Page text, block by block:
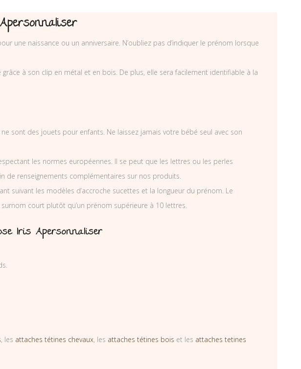
une naissance ou un anniversaire. N’oubliez pas d’indiquer le prénom lorsque
à son clip en métal et en bois. De plus, elle sera facilement identifiable à la
sont des jouets pour enfants. Ne laissez jamais votre bébé seul avec son
les normes européennes. Il se peut que les lettres ou les perles
de renseignements complémentaires sur nos produits.
suivant les modèles d’accroche sucettes et la longueur du prénom. Le
court plutôt qu’un prénom supérieure à 10 lettres.
Iris Apersonnaliser
, les attaches tétines chevaux, les attaches tétines bois et les attaches tetines